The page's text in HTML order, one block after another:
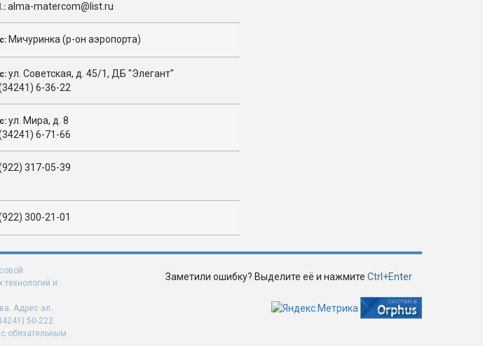
alma-matercom@list.ru
Мичуринка (р-он аэропорта)
ул. Советская, д. 45/1, ДБ "Элегант"
6-36-22
ул. Мира, д. 8
6-71-66
317-05-39
300-21-01
и
Адрес эл.
50-222.
обязательным
Заметили ошибку? Выделите её и нажмите Ctrl+Enter